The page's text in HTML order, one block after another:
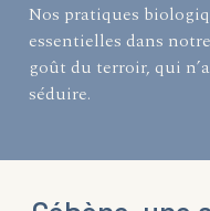
Nos pratiques
essentielles dans
goût du terroir, qui
séduire.